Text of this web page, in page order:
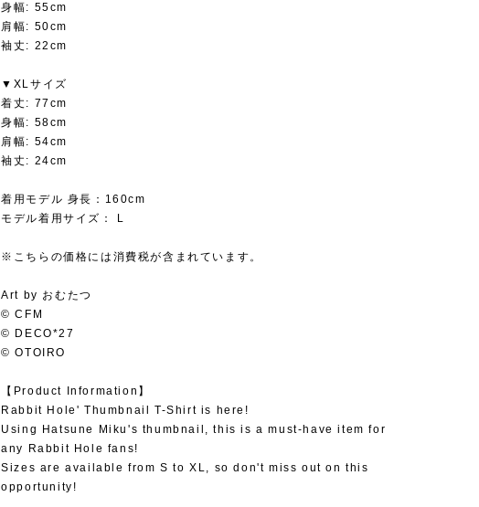
身幅: 55cm
肩幅: 50cm
袖丈: 22cm
▼XLサイズ
着丈: 77cm
身幅: 58cm
肩幅: 54cm
袖丈: 24cm
着用モデル 身長：160cm
モデル着用サイズ： L
※こちらの価格には消費税が含まれています。
Art by おむたつ
© CFM
© DECO*27
© OTOIRO
【Product Information】
Rabbit Hole' Thumbnail T-Shirt is here!
Using Hatsune Miku's thumbnail, this is a must-have item for
any Rabbit Hole fans!
Sizes are available from S to XL, so don't miss out on this
opportunity!